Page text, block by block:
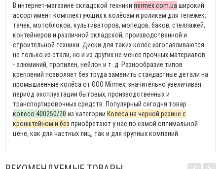
В интернет-магазине складской техники mirmex.com.ua широкий
ассортимент комплектующих к колёсам и роликам для тележек,
тачек, мотоблоков, культиваторов, мопедов, баков, стеллажей,
контейнеров и различной складской, производственной и
строительной техники. Диски для таких колёс изготавливаются
не только из стали, но и из других не менее прочных материалов
- алюминий, пропилен, нейлон и т. д. Разнообразие типов
креплений позволяет без труда заменить стандартные детали на
промышленные колёса от ООО Mirmex, значительно увеличивая
период эксплуатации бытовых, производственных и
транспортировочных средств. Популярный сегодня товар
колесо 400250/20 из категории Колеса на черной резине с
кронштейном и без приобретают у нас по самой оптимальной
цене, как для частных лиц, так и для крупных компаний.